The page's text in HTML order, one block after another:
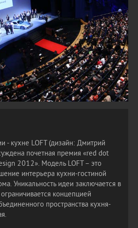
- кухне LOFT (дизайн: Дмитрий
почетная премия «red dot
2012». Модель LOFT – это
интерьера кухни-гостиной
Уникальность идеи заключается в
концепцией
пространства кухня-